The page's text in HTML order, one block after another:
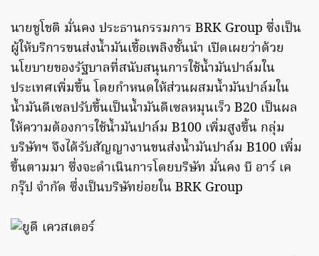
นายชูโชติ มั่นคง ประธานกรรมการ BRK Group ซึ่งเป็น
ผู้ให้บริการขนส่งน้ำมันเชื้อเพลิงชั้นนำ เปิดเผยว่าด้วย
นโยบายของรัฐบาลที่สนับสนุนการใช้น้ำมันปาล์มใน
ประเทศเพิ่มขึ้น โดยกำหนดให้ส่วนผสมน้ำมันปาล์มใน
น้ำมันดีเซลปรับขึ้นเป็นน้ำมันดีเซลหมุนเร็ว B20 เป็นผล
ให้ความต้องการใช้น้ำมันปาล์ม B100 เพิ่มสูงขึ้น กลุ่ม
บริษัทฯ จึงได้รับสัญญางานขนส่งน้ำมันปาล์ม B100 เพิ่ม
ขึ้นตามมา ซึ่งจะดำเนินการโดยบริษัท มั่นคง บี อาร์ เค
กรุ๊ป จำกัด ซึ่งเป็นบริษัทย่อยใน BRK Group